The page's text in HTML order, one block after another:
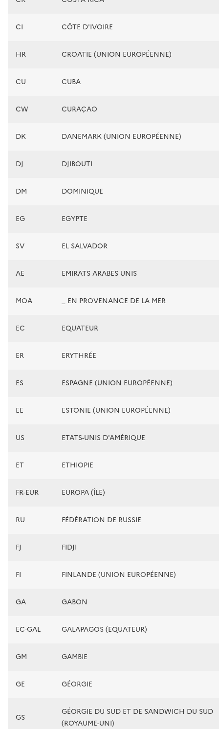
CI CÔTE D'IVOIRE
HR CROATIE (UNION EUROPÉENNE)
CU CUBA
CW CURAÇAO
DK DANEMARK (UNION EUROPÉENNE)
DJ DJIBOUTI
DM DOMINIQUE
EG EGYPTE
SV EL SALVADOR
AE EMIRATS ARABES UNIS
MOA _ EN PROVENANCE DE LA MER
EC EQUATEUR
ER ERYTHRÉE
ES ESPAGNE (UNION EUROPÉENNE)
EE ESTONIE (UNION EUROPÉENNE)
US ETATS-UNIS D'AMÉRIQUE
ET ETHIOPIE
FR-EUR EUROPA (ÎLE)
RU FÉDÉRATION DE RUSSIE
FJ FIDJI
FI FINLANDE (UNION EUROPÉENNE)
GA GABON
EC-GAL GALAPAGOS (EQUATEUR)
GM GAMBIE
GE GÉORGIE
GS
GÉORGIE DU SUD ET DE SANDWICH DU SUD
(ROYAUME-UNI)